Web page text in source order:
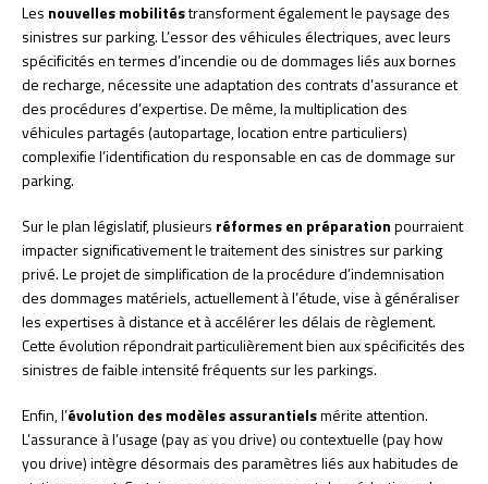
Les nouvelles mobilitéstransforment également le paysage des
sinistres sur parking. L’essor des véhicules électriques, avec leurs
spécificités en termes d’incendie ou de dommages liés aux bornes
de recharge, nécessite une adaptation des contrats d’assurance et
des procédures d’expertise. De même, la multiplication des
véhicules partagés (autopartage, location entre particuliers)
complexifie l’identification du responsable en cas de dommage sur
parking.
Sur le plan législatif, plusieurs réformes en préparationpourraient
impacter significativement le traitement des sinistres sur parking
privé. Le projet de simplification de la procédure d’indemnisation
des dommages matériels, actuellement à l’étude, vise à généraliser
les expertises à distance et à accélérer les délais de règlement.
Cette évolution répondrait particulièrement bien aux spécificités des
sinistres de faible intensité fréquents sur les parkings.
Enfin, l’évolution des modèles assurantielsmérite attention.
L’assurance à l’usage (pay as you drive) ou contextuelle (pay how
you drive) intègre désormais des paramètres liés aux habitudes de